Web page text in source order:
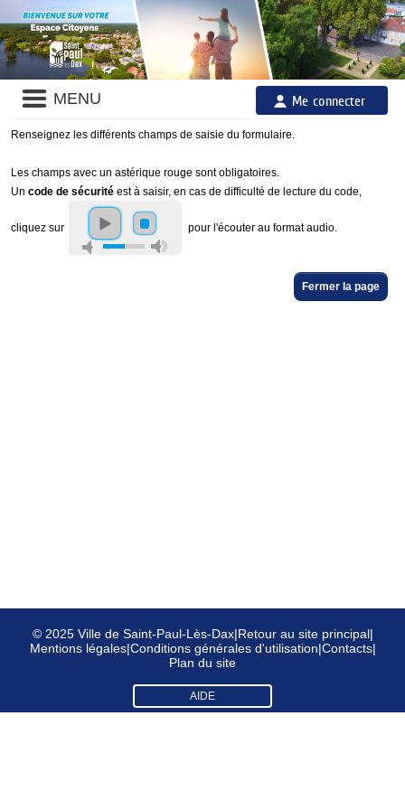
Liste
des
MENU Me connecter
Renseignez les différents champs de saisie du formulaire.
Les champs avec un astérique rouge sont obligatoires.
Un code de sécurité est à saisir, en cas de difficulté de lecture du code,
cliquez sur pour l'écouter au format audio.
Fermer la page
© 2025 Ville de Saint-Paul-Lès-Dax|Retour au site principal|
Mentions légales|Conditions générales d'utilisation|Contacts|
Plan du site
AIDE